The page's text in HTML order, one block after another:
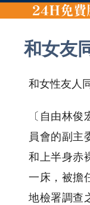
和女友
和女性友人
〔自由林
員會的副主
和上半身赤
一床，被擔
地檢署調查